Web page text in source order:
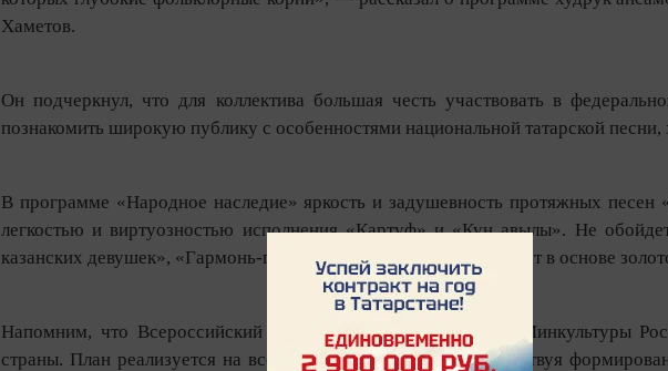
Хаметов.
Он подчеркнул, что для коллектива большая честь участвовать в
познакомить широкую публику с особенностями национальной татарской
В программе «Народное наследие» яркость и задушевность протяжных песен
легкостью и виртуозностью исполнения «Картуф» и «Кун авылы». Не
казанских девушек», «Гармонь-гармонь» и других. Все они лежат в основе
Напомним, что Всероссийский гастрольно-концертный план Минкультуры
страны. План реализуется на всей территории России, способствуя